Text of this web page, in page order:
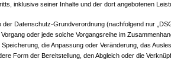
inklusive seiner Inhalte und der dort angebotenen
Datenschutz-Grundverordnung (nachfolgend nur
oder jede solche Vorgangsreihe im
die Anpassung oder Veränderung, das
Form der Bereitstellung, den Abgleich oder die